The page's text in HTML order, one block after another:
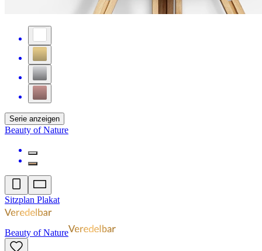
Serie anzeigen
Beauty of Nature
Sitzplan Plakat
Beauty of Nature